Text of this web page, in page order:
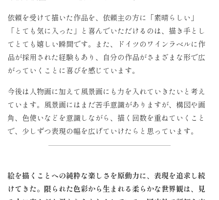
依頼を受けて描いた作品を、依頼主の方に「素晴らしい」
「とても気に入った」と喜んでいただけるのは、描き手とし
てとても嬉しい瞬間です。また、ドイツのワインラベルに作
品が採用された経験もあり、自分の作品がさまざまな形で広
がっていくことに喜びを感じています。
今後は人物画に加えて風景画にも力を入れていきたいと考え
ています。風景画にはまだ苦手意識がありますが、構図や画
角、色使いなどを意識しながら、描く回数を重ねていくこと
で、少しずつ表現の幅を広げていけたらと思っています。
絵を描くことへの純粋な楽しさを原動力に、表現を追求し続
けてきた。限られた色彩から生まれる柔らかな世界観は、見